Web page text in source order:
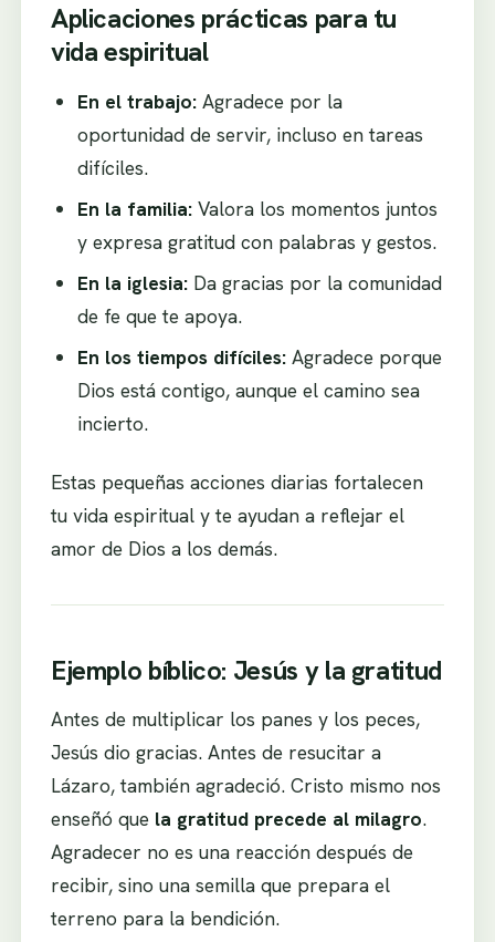
Aplicaciones prácticas para tu
vida espiritual
En el trabajo: Agradece por la
oportunidad de servir, incluso en tareas
difíciles.
En la familia: Valora los momentos juntos
y expresa gratitud con palabras y gestos.
En la iglesia: Da gracias por la comunidad
de fe que te apoya.
En los tiempos difíciles: Agradece porque
Dios está contigo, aunque el camino sea
incierto.
Estas pequeñas acciones diarias fortalecen
tu vida espiritual y te ayudan a reflejar el
amor de Dios a los demás.
Ejemplo bíblico: Jesús y la gratitud
Antes de multiplicar los panes y los peces,
Jesús dio gracias. Antes de resucitar a
Lázaro, también agradeció. Cristo mismo nos
enseñó que la gratitud precede al milagro.
Agradecer no es una reacción después de
recibir, sino una semilla que prepara el
terreno para la bendición.